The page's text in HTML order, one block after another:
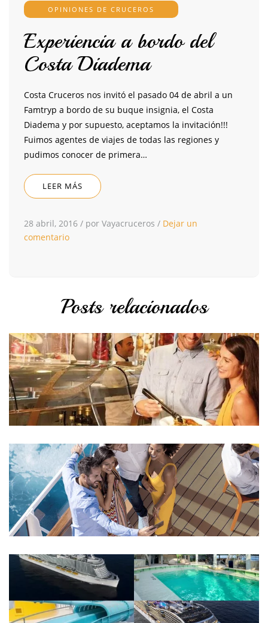
OPINIONES DE CRUCEROS
Experiencia a bordo del
Costa Diadema
Costa Cruceros nos invitó el pasado 04 de abril a un
Famtryp a bordo de su buque insignia, el Costa
Diadema y por supuesto, aceptamos la invitación!!!
Fuimos agentes de viajes de todas las regiones y
pudimos conocer de primera…
LEER MÁS
28 abril, 2016 / por Vayacruceros / Dejar un
comentario
Posts relacionados